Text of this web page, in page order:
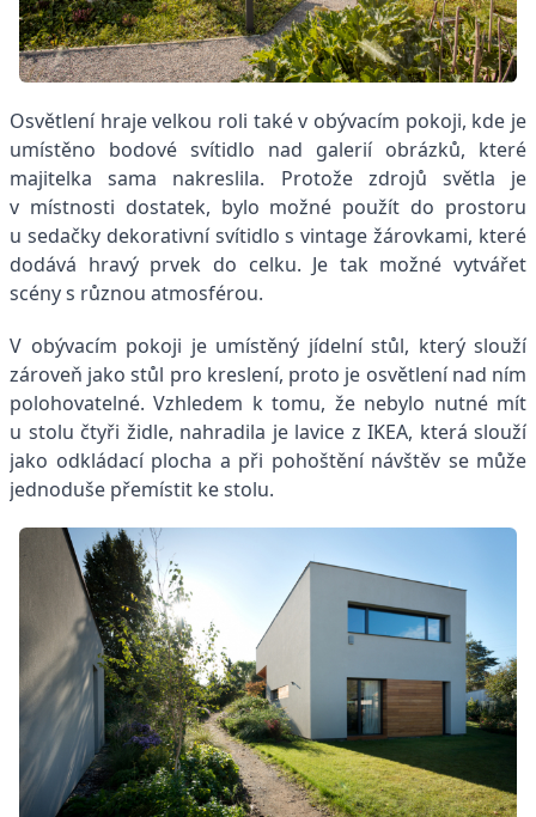
Osvětlení hraje velkou roli také v obývacím pokoji, kde je
umístěno bodové svítidlo nad galerií obrázků, které
majitelka sama nakreslila. Protože zdrojů světla je
v místnosti dostatek, bylo možné použít do prostoru
u sedačky dekorativní svítidlo s vintage žárovkami, které
dodává hravý prvek do celku. Je tak možné vytvářet
scény s různou atmosférou.
V obývacím pokoji je umístěný jídelní stůl, který slouží
zároveň jako stůl pro kreslení, proto je osvětlení nad ním
polohovatelné. Vzhledem k tomu, že nebylo nutné mít
u stolu čtyři židle, nahradila je lavice z IKEA, která slouží
jako odkládací plocha a při pohoštění návštěv se může
jednoduše přemístit ke stolu.